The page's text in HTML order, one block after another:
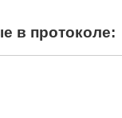
в протоколе: